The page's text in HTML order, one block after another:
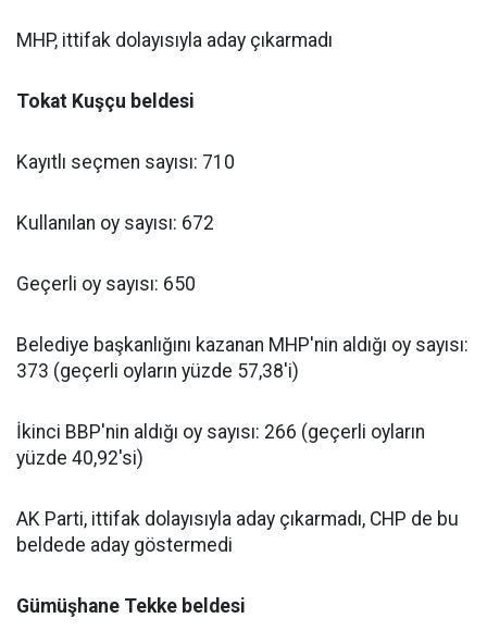
MHP, ittifak dolayısıyla aday çıkarmadı
Tokat Kuşçu beldesi
Kayıtlı seçmen sayısı: 710
Kullanılan oy sayısı: 672
Geçerli oy sayısı: 650
Belediye başkanlığını kazanan MHP'nin aldığı oy sayısı:
373 (geçerli oyların yüzde 57,38'i)
İkinci BBP'nin aldığı oy sayısı: 266 (geçerli oyların
yüzde 40,92'si)
AK Parti, ittifak dolayısıyla aday çıkarmadı, CHP de bu
beldede aday göstermedi
Gümüşhane Tekke beldesi